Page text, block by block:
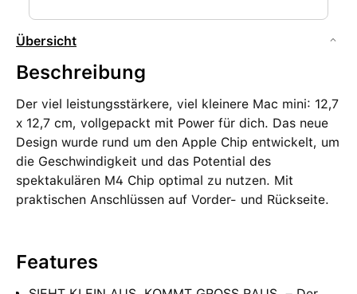
Übersicht
Beschreibung
Der viel leistungsstärkere, viel kleinere Mac mini: 12,7
x 12,7 cm, vollgepackt mit Power für dich. Das neue
Design wurde rund um den Apple Chip entwickelt, um
die Geschwindigkeit und das Potential des
spektakulären M4 Chip optimal zu nutzen. Mit
praktischen Anschlüssen auf Vorder- und Rückseite.
Features